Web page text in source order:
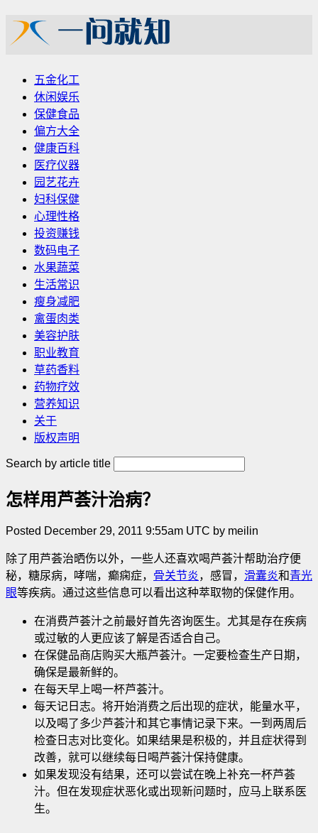
五金化工
休闲娱乐
保健食品
偏方大全
健康百科
医疗仪器
园艺花卉
妇科保健
心理性格
投资赚钱
数码电子
水果蔬菜
生活常识
瘦身减肥
禽蛋肉类
美容护肤
职业教育
草药香料
药物疗效
营养知识
关于
版权声明
Search by article title
怎样用芦荟汁治病？
Posted December 29, 2011 9:55am UTC by meilin
除了用芦荟治晒伤以外，一些人还喜欢喝芦荟汁帮助治疗便
秘，糖尿病，哮喘，癫痫症， 骨关节炎，感冒， 滑囊炎和青光
眼等疾病。通过这些信息可以看出这种萃取物的保健作用。
在消费芦荟汁之前最好首先咨询医生。尤其是存在疾病
或过敏的人更应该了解是否适合自己。
在保健品商店购买大瓶芦荟汁。一定要检查生产日期，
确保是最新鲜的。
在每天早上喝一杯芦荟汁。
每天记日志。将开始消费之后出现的症状，能量水平，
以及喝了多少芦荟汁和其它事情记录下来。一到两周后
检查日志对比变化。如果结果是积极的，并且症状得到
改善，就可以继续每日喝芦荟汁保持健康。
如果发现没有结果，还可以尝试在晚上补充一杯芦荟
汁。但在发现症状恶化或出现新问题时，应马上联系医
生。